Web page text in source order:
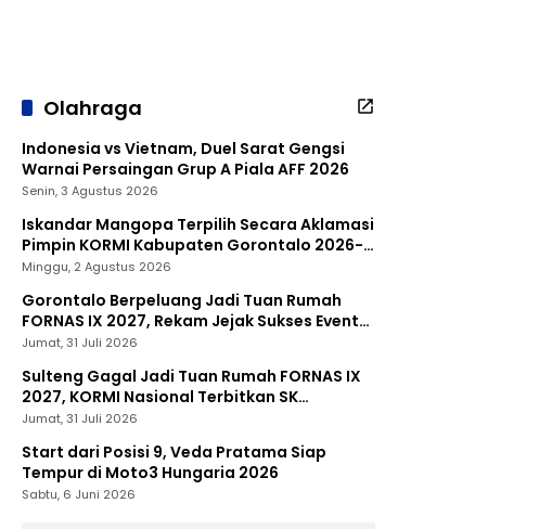
Olahraga
Indonesia vs Vietnam, Duel Sarat Gengsi
Warnai Persaingan Grup A Piala AFF 2026
Senin, 3 Agustus 2026
Iskandar Mangopa Terpilih Secara Aklamasi
Pimpin KORMI Kabupaten Gorontalo 2026-
2030
Minggu, 2 Agustus 2026
Gorontalo Berpeluang Jadi Tuan Rumah
FORNAS IX 2027, Rekam Jejak Sukses Event
Nasional Jadi Modal
Jumat, 31 Juli 2026
Sulteng Gagal Jadi Tuan Rumah FORNAS IX
2027, KORMI Nasional Terbitkan SK
Pencabutan
Jumat, 31 Juli 2026
Start dari Posisi 9, Veda Pratama Siap
Tempur di Moto3 Hungaria 2026
Sabtu, 6 Juni 2026